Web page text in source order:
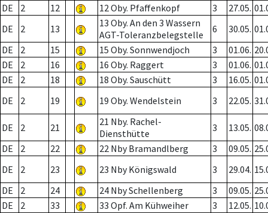
DE
2 12 12 Oby. Pfaffenkopf 3 27.05.
DE
2 13
13 Oby. An den 3 Wassern
AGT-Toleranzbelegstelle
6 30.05.
DE
2 15 15 Oby. Sonnwendjoch 3 01.06.
DE
2 16 16 Oby. Raggert 3 01.06.
DE
2 18 18 Oby. Sauschütt 3 16.05.
DE
2 19 19 Oby. Wendelstein 3 22.05.
DE 2 21
21 Nby. Rachel-
Diensthütte
3 13.05.
DE
2 22 22 Nby Bramandlberg 3 09.05.
DE
2 23 23 Nby Königswald 3 29.04.
DE
2 24 24 Nby Schellenberg 3 09.05.
DE
2 33 33 Opf. Am Kühweiher 3 12.05.